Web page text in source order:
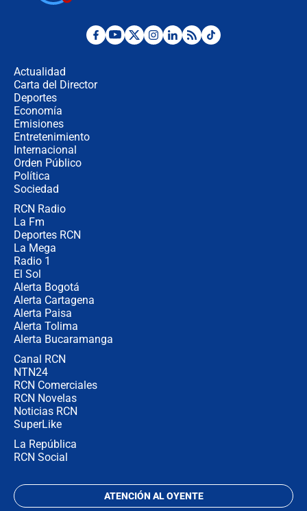
Las seis de las 6 con Juan Lozano |
Actualidad
Carta del Director
Deportes
Economía
Emisiones
Entretenimiento
Internacional
Orden Público
Política
Sociedad
RCN Radio
La Fm
Deportes RCN
La Mega
Radio 1
El Sol
Alerta Bogotá
Alerta Cartagena
Alerta Paisa
Alerta Tolima
Alerta Bucaramanga
Canal RCN
NTN24
RCN Comerciales
RCN Novelas
Noticias RCN
SuperLike
La República
RCN Social
ATENCIÓN AL OYENTE